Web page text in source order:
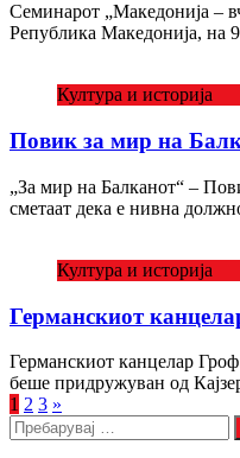
Cеминарот „Македонија –
Република Македонија, на
Култура и историја
Повик за мир на
„За мир на Балканот“ –
сметаат дека е нивна
Култура и историја
Германскиот
Германскиот канцелар
беше придружуван од
Posts
pagination
1 2 3 »
Пребарувај
за: